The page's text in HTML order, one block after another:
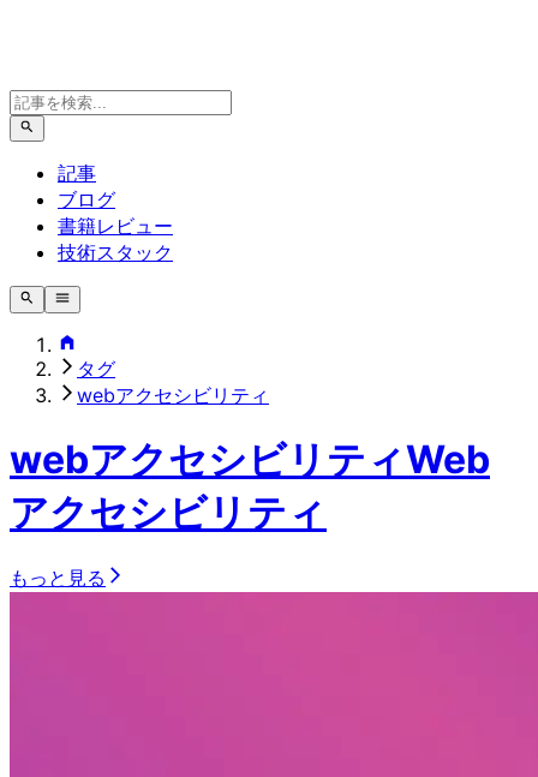
記事
ブログ
書籍レビュー
技術スタック
タグ
webアクセシビリティ
webアクセシビリティWeb
アクセシビリティ
もっと見る